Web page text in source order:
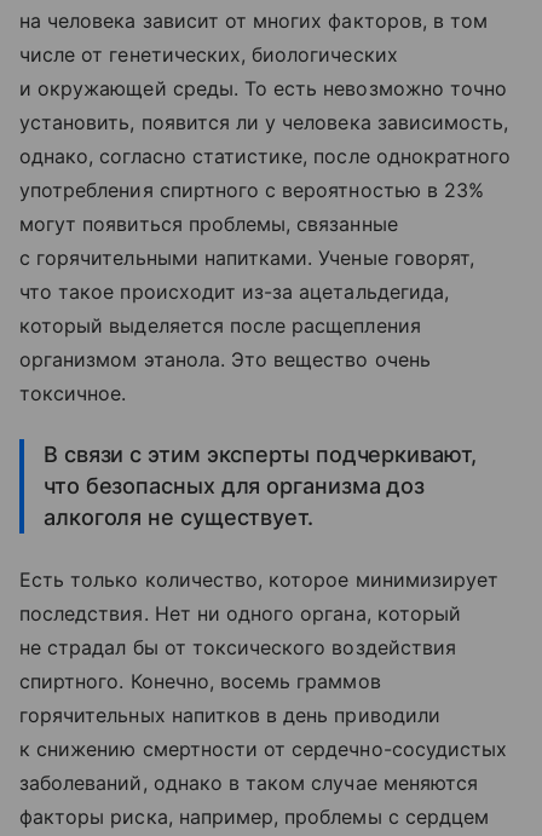
на человека зависит от многих факторов, в том
числе от генетических, биологических
и окружающей среды. То есть невозможно точно
установить, появится ли у человека зависимость,
однако, согласно статистике, после однократного
употребления спиртного с вероятностью в 23%
могут появиться проблемы, связанные
с горячительными напитками. Ученые говорят,
что такое происходит из-за ацетальдегида,
который выделяется после расщепления
организмом этанола. Это вещество очень
токсичное.
В связи с этим эксперты подчеркивают,
что безопасных для организма доз
алкоголя не существует.
Есть только количество, которое минимизирует
последствия. Нет ни одного органа, который
не страдал бы от токсического воздействия
спиртного. Конечно, восемь граммов
горячительных напитков в день приводили
к снижению смертности от сердечно-сосудистых
заболеваний, однако в таком случае меняются
факторы риска, например, проблемы с сердцем